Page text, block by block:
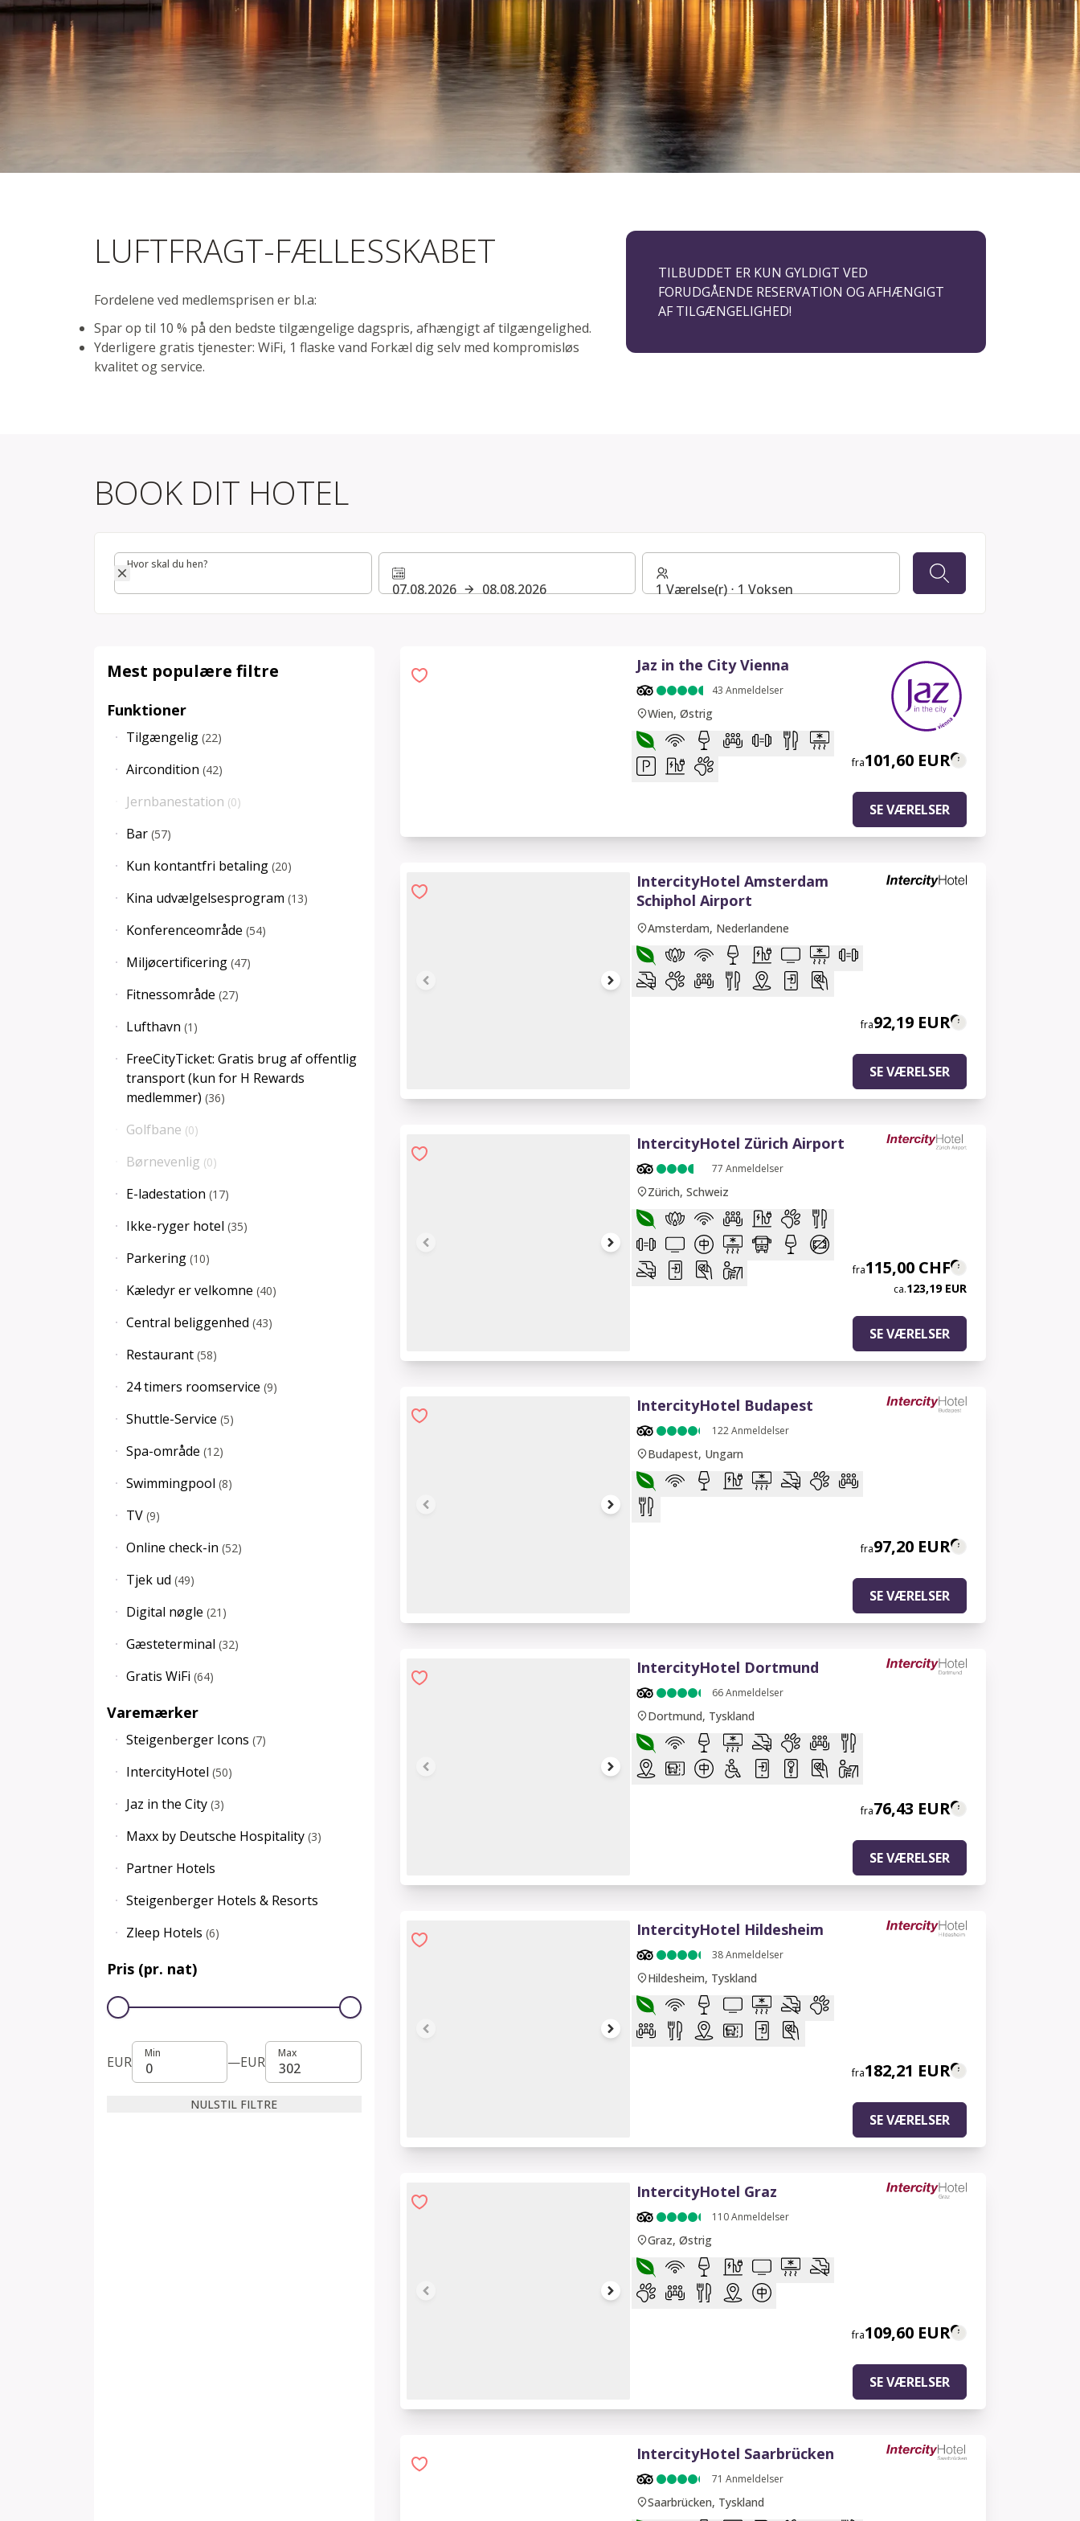
Air Cargo Community
Frankfurt e.V.
LUFTFRAGT-FÆLLESSKABET
Fordelene ved medlemsprisen er bl.a:
Spar op til 10 % på den bedste tilgængelige dagspris, afhængigt af tilgængelighed.
Yderligere gratis tjenester: WiFi, 1 flaske vand Forkæl dig selv med kompromisløs
kvalitet og service.
TILBUDDET ER KUN GYLDIGT VED
FORUDGÅENDE RESERVATION OG AFHÆNGIGT
AF TILGÆNGELIGHED!
BOOK DIT HOTEL
Hvor skal du hen?
Hvor skal du hen?
07.08.2026 08.08.2026 1 Værelse(r) ⋅ 1 Voksen
Mest populære filtre
Funktioner
Tilgængelig (22)
Aircondition (42)
Jernbanestation (0)
Bar (57)
Kun kontantfri betaling (20)
Kina udvælgelsesprogram (13)
Konferenceområde (54)
Miljøcertificering (47)
Fitnessområde (27)
Lufthavn (1 )
FreeCityTicket: Gratis brug af offentlig
transport (kun for H Rewards
medlemmer) (36)
Golfbane (0)
Børnevenlig (0)
E-ladestation (17)
Ikke-ryger hotel (35)
Parkering (10)
Kæledyr er velkomne (40)
Central beliggenhed (43)
Restaurant (58)
24 timers roomservice (9)
Shuttle-Service (5)
Spa-område (12)
Swimmingpool (8)
TV (9)
Online check-in (52)
Tjek ud (49)
Digital nøgle (21 )
Gæsteterminal (32)
Gratis WiFi (64)
Varemærker
Steigenberger Icons (7)
IntercityHotel (50)
Jaz in the City (3)
Maxx by Deutsche Hospitality (3)
Partner Hotels
Steigenberger Hotels & Resorts
Zleep Hotels (6)
Pris (pr. nat)
EUR
Min
Min
—EUR
Max
Max
NULSTIL FILTRE
Jaz in the City Vienna
43 Anmeldelser
Wien, Østrig
fra101,60 EUR
SE VÆRELSER
1 of 9
IntercityHotel Amsterdam
Schiphol Airport
Amsterdam, Nederlandene
fra92,19 EUR
SE VÆRELSER
1 of 6
IntercityHotel Zürich Airport
77 Anmeldelser
Zürich, Schweiz
fra115,00 CHF
ca.123,19 EUR
SE VÆRELSER
1 of 7
IntercityHotel Budapest
122Anmeldelser
Budapest, Ungarn
fra97,20 EUR
SE VÆRELSER
1 of 7
IntercityHotel Dortmund
66Anmeldelser
Dortmund, Tyskland
fra76,43 EUR
SE VÆRELSER
1 of 7
IntercityHotel Hildesheim
38Anmeldelser
Hildesheim, Tyskland
fra182,21 EUR
SE VÆRELSER
1 of 7
IntercityHotel Graz
110Anmeldelser
Graz, Østrig
fra109,60 EUR
SE VÆRELSER
IntercityHotel Saarbrücken
71 Anmeldelser
Saarbrücken, Tyskland